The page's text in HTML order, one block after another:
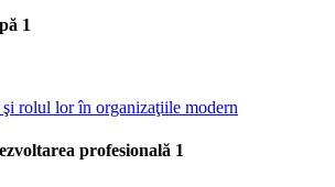
1
rolul lor în organizaţiile modern
profesională 1